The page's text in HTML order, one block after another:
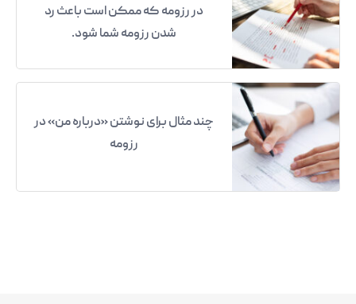
در رزومه که ممکن است باعث رد
شدن رزومه شما شود.
چند مثال برای نوشتن «درباره من» در
رزومه